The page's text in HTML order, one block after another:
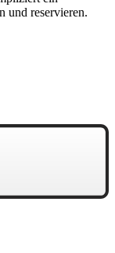
und reservieren.